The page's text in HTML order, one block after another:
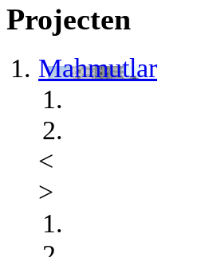
Projecten
Mahmutlar
<
>